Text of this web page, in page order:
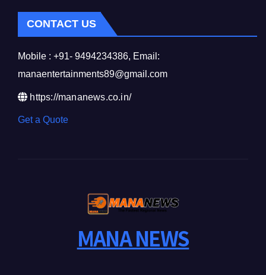
CONTACT US
Mobile : +91- 9494234386, Email:
manaentertainments89@gmail.com
https://mananews.co.in/
Get a Quote
MANA NEWS